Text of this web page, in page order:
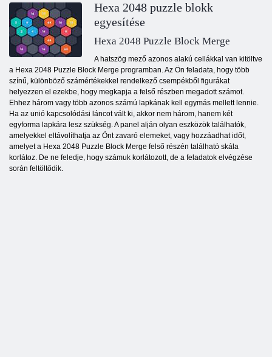
Hexa 2048 puzzle blokk
egyesítése
Hexa 2048 Puzzle Block Merge
A hatszög mező azonos alakú cellákkal van kitöltve
a Hexa 2048 Puzzle Block Merge programban. Az Ön feladata, hogy több
színű, különböző számértékekkel rendelkező csempékből figurákat
helyezzen el ezekbe, hogy megkapja a felső részben megadott számot.
Ehhez három vagy több azonos számú lapkának kell egymás mellett lennie.
Ha az unió kapcsolódási láncot vált ki, akkor nem három, hanem két
egyforma lapkára lesz szükség. A panel alján olyan eszközök találhatók,
amelyekkel eltávolíthatja az Önt zavaró elemeket, vagy hozzáadhat időt,
amelyet a Hexa 2048 Puzzle Block Merge felső részén található skála
korlátoz. De ne feledje, hogy számuk korlátozott, de a feladatok elvégzése
során feltöltődik.